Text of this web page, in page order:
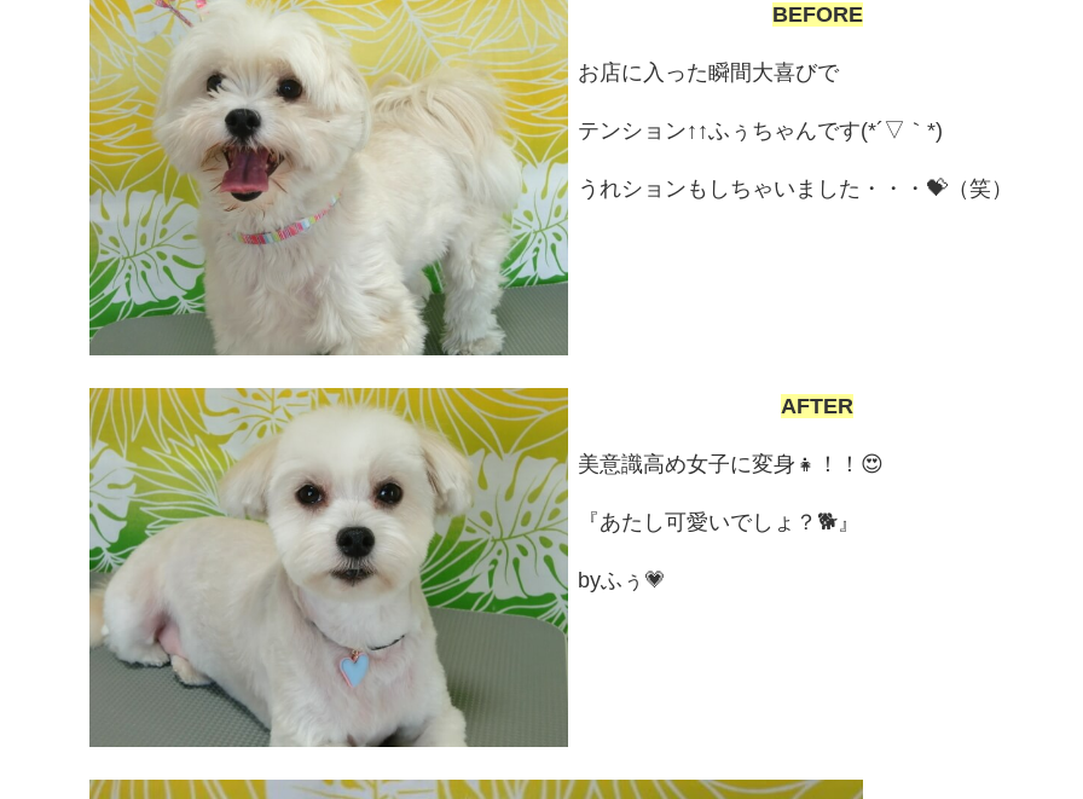
BEFORE
お店に入った瞬間大喜びで
テンション↑↑ふぅちゃんです(*´▽｀*)
うれションもしちゃいました・・・💝（笑）
AFTER
美意識高め女子に変身👧！！😍
『あたし可愛いでしょ？🐕』
byふぅ💗